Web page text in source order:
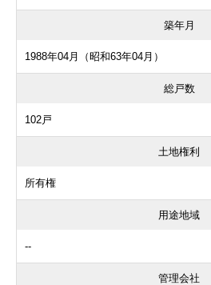
築年月
1988年04月（昭和63年04月）
総戸数
102戸
土地権利
所有権
用途地域
--
管理会社